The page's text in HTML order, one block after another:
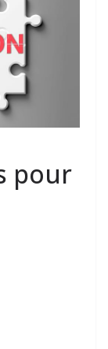
pour